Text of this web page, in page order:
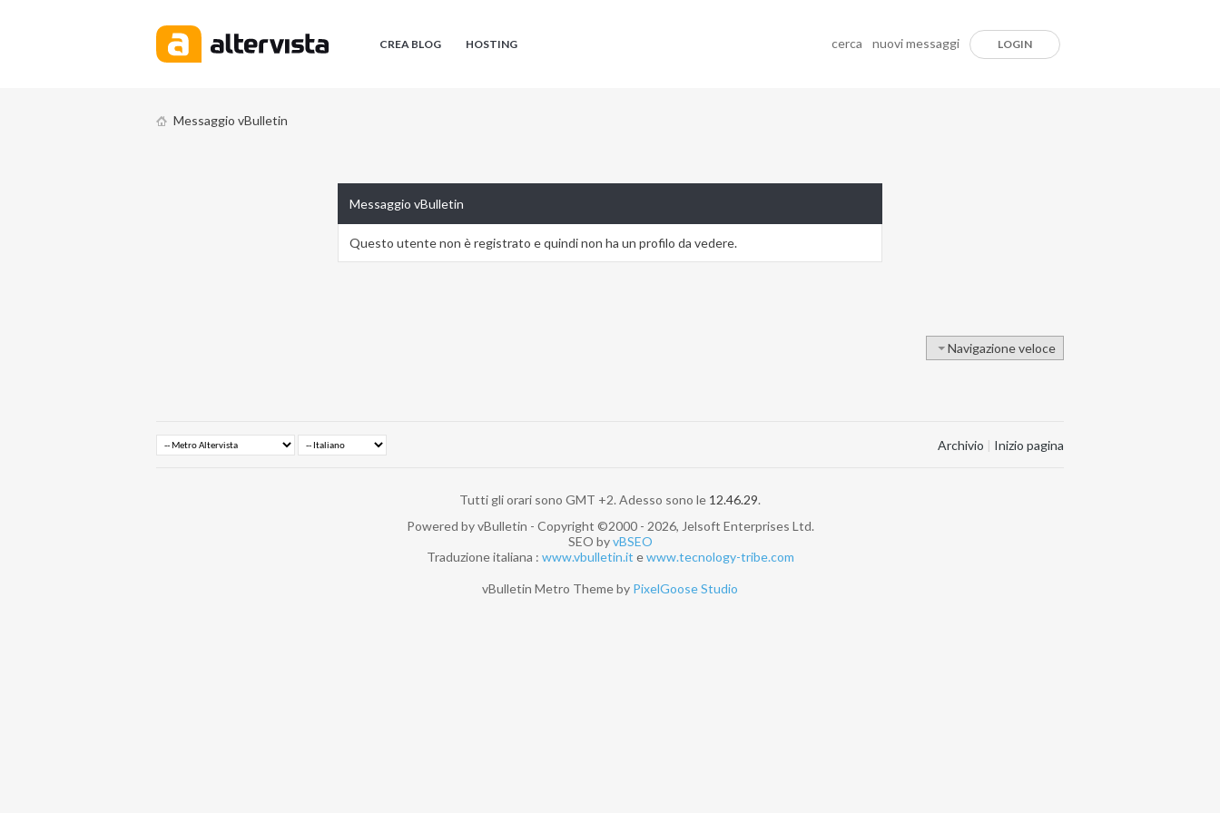
CREA BLOG HOSTING cerca nuovi messaggi LOGIN
Messaggio vBulletin
Messaggio vBulletin
Questo utente non è registrato e quindi non ha un profilo da vedere.
Navigazione veloce
Archivio | Inizio pagina
Tutti gli orari sono GMT +2. Adesso sono le 12.46.29.
Powered by vBulletin - Copyright ©2000 - 2026, Jelsoft Enterprises Ltd.
SEO byvBSEO
Traduzione italiana : www.vbulletin.it ewww.tecnology-tribe.com
vBulletin Metro Theme by PixelGoose Studio